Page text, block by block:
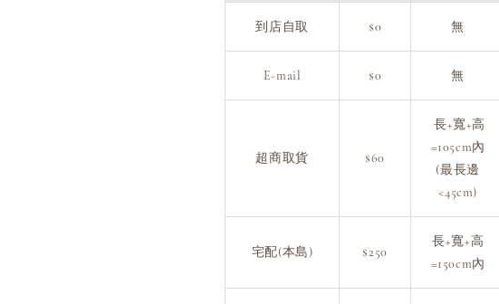
到店自取 $0 無
E-mail $0 無
超商取貨 $60
長+寬+高
=105cm內
(最長邊
<45cm)
宅配(本島) $250
長+寬+高
=150cm內